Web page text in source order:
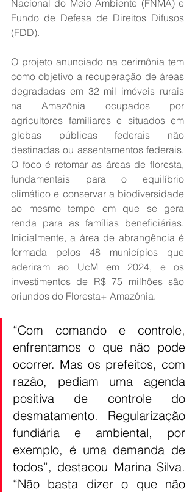
Nacional do Meio Ambiente (FNMA) e
Fundo de Defesa de Direitos Difusos
(FDD).
O projeto anunciado na cerimônia tem
como objetivo a recuperação de áreas
degradadas em 32 mil imóveis rurais
na Amazônia ocupados por
agricultores familiares e situados em
glebas públicas federais não
destinadas ou assentamentos federais.
O foco é retomar as áreas de floresta,
fundamentais para o equilíbrio
climático e conservar a biodiversidade
ao mesmo tempo em que se gera
renda para as famílias beneficiárias.
Inicialmente, a área de abrangência é
formada pelos 48 municípios que
aderiram ao UcM em 2024, e os
investimentos de R$ 75 milhões são
oriundos do Floresta+ Amazônia.
“Com comando e controle,
enfrentamos o que não pode
ocorrer. Mas os prefeitos, com
razão, pediam uma agenda
positiva de controle do
desmatamento. Regularização
fundiária e ambiental, por
exemplo, é uma demanda de
todos”, destacou Marina Silva.
“Não basta dizer o que não